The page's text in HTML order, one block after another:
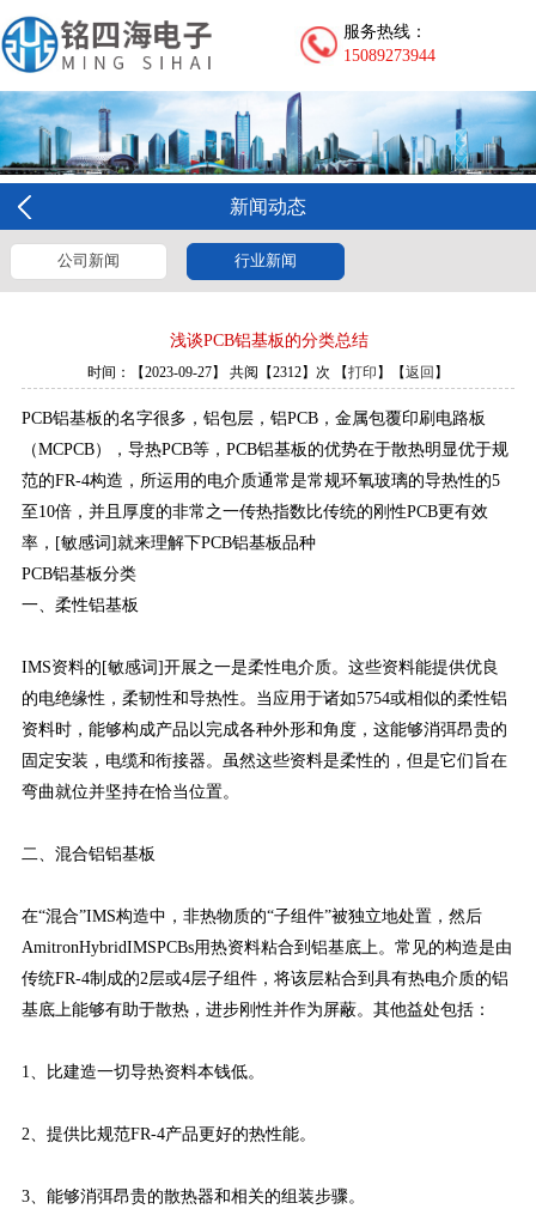
服务热线：
15089273944
新闻动态
公司新闻 行业新闻
浅谈PCB铝基板的分类总结
时间：【2023-09-27】 共阅【2312】次 【打印】【返回】
PCB铝基板的名字很多，铝包层，铝PCB，金属包覆印刷电路板
（MCPCB），导热PCB等，PCB铝基板的优势在于散热明显优于规
范的FR-4构造，所运用的电介质通常是常规环氧玻璃的导热性的5
至10倍，并且厚度的非常之一传热指数比传统的刚性PCB更有效
率，[敏感词]就来理解下PCB铝基板品种
PCB铝基板分类
一、柔性铝基板
IMS资料的[敏感词]开展之一是柔性电介质。这些资料能提供优良
的电绝缘性，柔韧性和导热性。当应用于诸如5754或相似的柔性铝
资料时，能够构成产品以完成各种外形和角度，这能够消弭昂贵的
固定安装，电缆和衔接器。虽然这些资料是柔性的，但是它们旨在
弯曲就位并坚持在恰当位置。
二、混合铝铝基板
在“混合”IMS构造中，非热物质的“子组件”被独立地处置，然后
AmitronHybridIMSPCBs用热资料粘合到铝基底上。常见的构造是由
传统FR-4制成的2层或4层子组件，将该层粘合到具有热电介质的铝
基底上能够有助于散热，进步刚性并作为屏蔽。其他益处包括：
1、比建造一切导热资料本钱低。
2、提供比规范FR-4产品更好的热性能。
3、能够消弭昂贵的散热器和相关的组装步骤。